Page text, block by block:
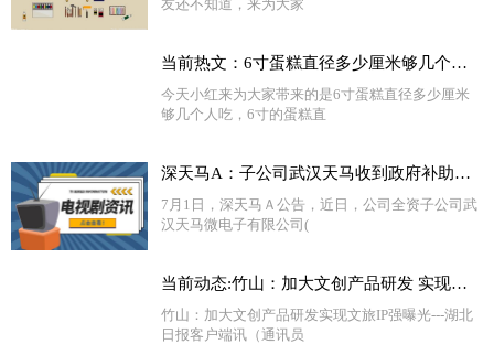
友还不知道，来为大家
当前热文：6寸蛋糕直径多少厘米够几个人吃（6寸的蛋糕直径多少厘米）
今天小红来为大家带来的是6寸蛋糕直径多少厘米
够几个人吃，6寸的蛋糕直
深天马A：子公司武汉天马收到政府补助约2.29亿元 全球最新
7月1日，深天马Ａ公告，近日，公司全资子公司武
汉天马微电子有限公司(
当前动态:竹山：加大文创产品研发 实现文旅IP强曝光
竹山：加大文创产品研发实现文旅IP强曝光---湖北
日报客户端讯（通讯员